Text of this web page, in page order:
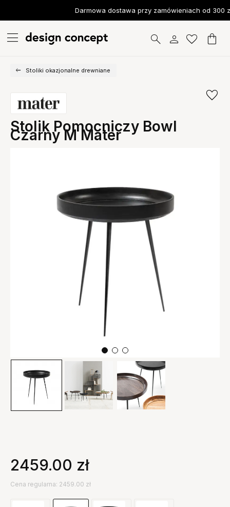
Darmowa dostawa przy zamówieniach od 300 zł
Stoliki okazjonalne drewniane
Stolik Pomocniczy Bowl
Czarny M Mater
2459.00 zł
Cena regularna: 2459.00 zł